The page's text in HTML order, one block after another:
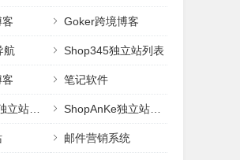
Goker跨境博客
航 Shop345独立站列表
笔记软件
站建站 ShopAnKe独立站建站
邮件营销系统